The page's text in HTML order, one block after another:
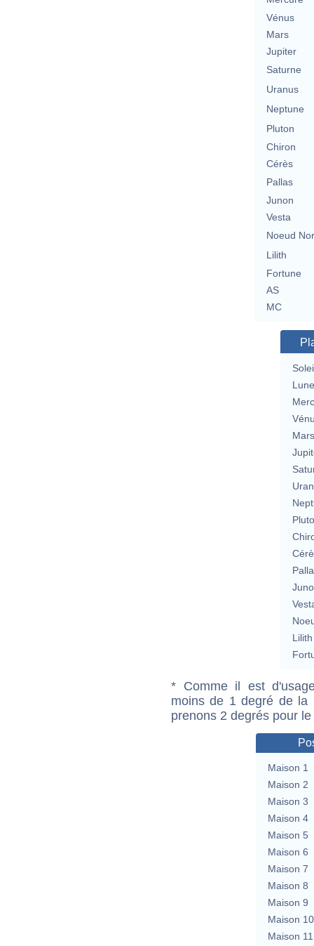
Vénus
Mars
Jupiter
Saturne
Uranus
Neptune
Pluton
Chiron
Cérès
Pallas
Junon
Vesta
Noeud
Lilith
Fortune
AS
MC
Lune
Mars
Lilith
* Comme il est
moins de 1 degré de la
prenons 2 degrés pour
Maison 1
Maison 2
Maison 3
Maison 4
Maison 5
Maison 6
Maison 7
Maison 8
Maison 9
Maison 10
Maison 11